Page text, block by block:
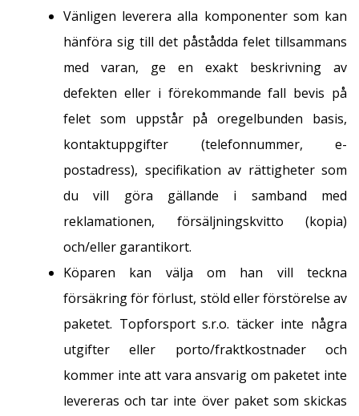
Vänligen leverera alla komponenter som kan
hänföra sig till det påstådda felet tillsammans
med varan, ge en exakt beskrivning av
defekten eller i förekommande fall bevis på
felet som uppstår på oregelbunden basis,
kontaktuppgifter (telefonnummer, e-
postadress), specifikation av rättigheter som
du vill göra gällande i samband med
reklamationen, försäljningskvitto (kopia)
och/eller garantikort.
Köparen kan välja om han vill teckna
försäkring för förlust, stöld eller förstörelse av
paketet. Topforsport s.r.o. täcker inte några
utgifter eller porto/fraktkostnader och
kommer inte att vara ansvarig om paketet inte
levereras och tar inte över paket som skickas